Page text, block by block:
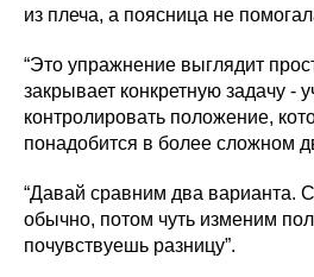
из плеча, а поясница не
“Это упражнение выглядит
закрывает конкретную задачу -
контролировать положение,
понадобится в более сложном
“Давай сравним два варианта.
обычно, потом чуть изменим
почувствуешь разницу”.